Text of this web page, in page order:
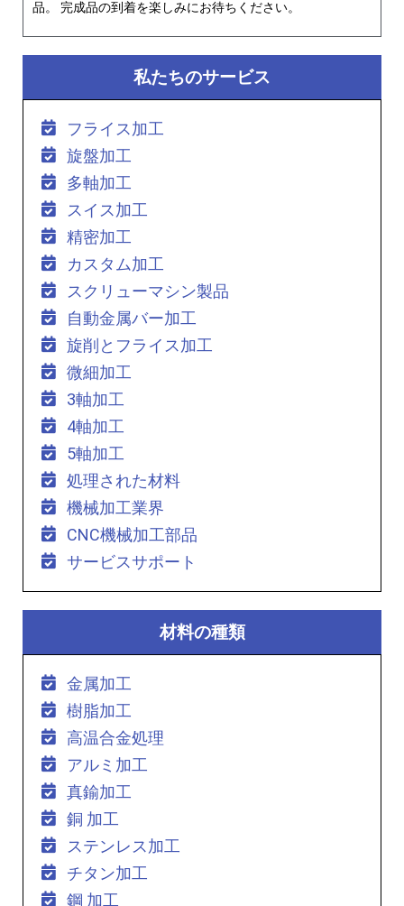
品。 完成品の到着を楽しみにお待ちください。
私たちのサービス
フライス加工
旋盤加工
多軸加工
スイス加工
精密加工
カスタム加工
スクリューマシン製品
自動金属バー加工
旋削とフライス加工
微細加工
3軸加工
4軸加工
5軸加工
処理された材料
機械加工業界
CNC機械加工部品
サービスサポート
材料の種類
金属加工
樹脂加工
高温合金処理
アルミ加工
真鍮加工
銅 加工
ステンレス加工
チタン加工
鋼 加工